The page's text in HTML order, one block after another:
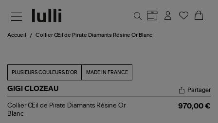
Accueil Collier Œil de Pirate Diamants Résine Or Blanc
PLUSIEURS COULEURS D'OR MADE IN FRANCE
GIGI CLOZEAU
Collier
Œil
Partager
Collier Œil de Pirate Diamants Résine Or
Blanc
970,00 €